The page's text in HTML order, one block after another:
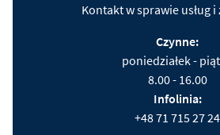
Kontakt w sprawie usług
Czynne:
poniedziałek -
8.00 - 16.00
Infolinia:
+48 71 715 27 24